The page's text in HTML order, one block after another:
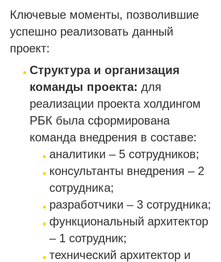
Ключевые моменты, позволившие
успешно реализовать данный
проект:
Структура и организация
команды проекта: для
реализации проекта холдингом
РБК была сформирована
команда внедрения в составе:
аналитики – 5 сотрудников;
консультанты внедрения – 2
сотрудника;
разработчики – 3 сотрудника;
функциональный архитектор
– 1 сотрудник;
технический архитектор и